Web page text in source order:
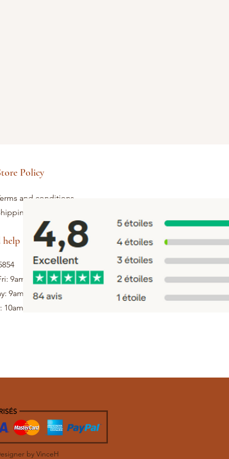
Policy
and conditions
and returns
help
9am - 5pm
9am - 1pm
10am - 12pm
by VinceH